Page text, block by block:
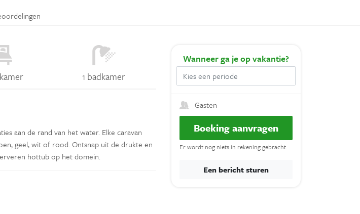
1 badkamer
aan de rand van het water. Elke caravan
geel, wit of rood. Ontsnap uit de drukte en
hottub op het domein.
Wanneerga je op vakantie?
Gasten
Boeking aanvragen
Er wordt nog niets in rekening gebracht.
Een bericht sturen